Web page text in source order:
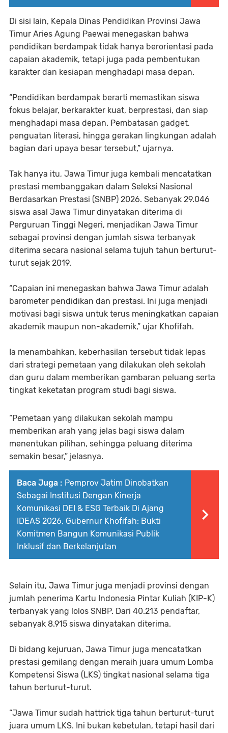
Di sisi lain, Kepala Dinas Pendidikan Provinsi Jawa
Timur Aries Agung Paewai menegaskan bahwa
pendidikan berdampak tidak hanya berorientasi pada
capaian akademik, tetapi juga pada pembentukan
karakter dan kesiapan menghadapi masa depan.
“Pendidikan berdampak berarti memastikan siswa
fokus belajar, berkarakter kuat, berprestasi, dan siap
menghadapi masa depan. Pembatasan gadget,
penguatan literasi, hingga gerakan lingkungan adalah
bagian dari upaya besar tersebut,” ujarnya.
Tak hanya itu, Jawa Timur juga kembali mencatatkan
prestasi membanggakan dalam Seleksi Nasional
Berdasarkan Prestasi (SNBP) 2026. Sebanyak 29.046
siswa asal Jawa Timur dinyatakan diterima di
Perguruan Tinggi Negeri, menjadikan Jawa Timur
sebagai provinsi dengan jumlah siswa terbanyak
diterima secara nasional selama tujuh tahun berturut-
turut sejak 2019.
“Capaian ini menegaskan bahwa Jawa Timur adalah
barometer pendidikan dan prestasi. Ini juga menjadi
motivasi bagi siswa untuk terus meningkatkan capaian
akademik maupun non-akademik,” ujar Khofifah.
Ia menambahkan, keberhasilan tersebut tidak lepas
dari strategi pemetaan yang dilakukan oleh sekolah
dan guru dalam memberikan gambaran peluang serta
tingkat keketatan program studi bagi siswa.
“Pemetaan yang dilakukan sekolah mampu
memberikan arah yang jelas bagi siswa dalam
menentukan pilihan, sehingga peluang diterima
semakin besar,” jelasnya.
Baca Juga : Pemprov Jatim Dinobatkan
Sebagai Institusi Dengan Kinerja
Komunikasi DEI & ESG Terbaik Di Ajang
IDEAS 2026, Gubernur Khofifah: Bukti
Komitmen Bangun Komunikasi Publik
Inklusif dan Berkelanjutan
Selain itu, Jawa Timur juga menjadi provinsi dengan
jumlah penerima Kartu Indonesia Pintar Kuliah (KIP-K)
terbanyak yang lolos SNBP. Dari 40.213 pendaftar,
sebanyak 8.915 siswa dinyatakan diterima.
Di bidang kejuruan, Jawa Timur juga mencatatkan
prestasi gemilang dengan meraih juara umum Lomba
Kompetensi Siswa (LKS) tingkat nasional selama tiga
tahun berturut-turut.
“Jawa Timur sudah hattrick tiga tahun berturut-turut
juara umum LKS. Ini bukan kebetulan, tetapi hasil dari